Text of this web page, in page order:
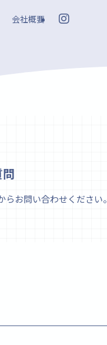
会社概要
らお問い合わせください。